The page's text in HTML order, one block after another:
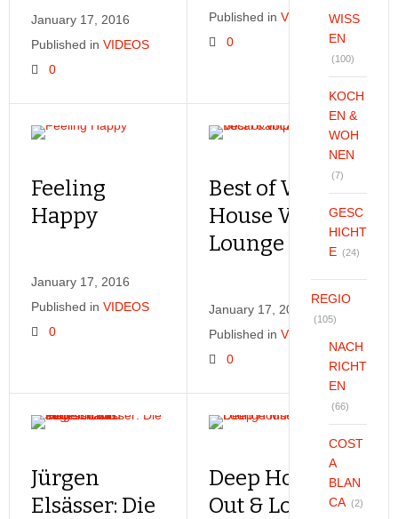
January 17, 2016
Published in VIDEOS
0
Published in VIDEOS
0
Feeling
Happy
January 17, 2016
Published in VIDEOS
0
Best of Vocal Deep
House Vocal &
Lounge Music
January 17, 2016
Published in VIDEOS
0
Jürgen
Elsässer: Die
Deep House Chill
Out & Lounge
WISS
EN
(100)
KOCH
EN &
WOH
NEN
(7)
GESC
HICHT
E (24)
REGIO
(105)
NACH
RICHT
EN
(66)
COST
A
BLAN
CA (2)